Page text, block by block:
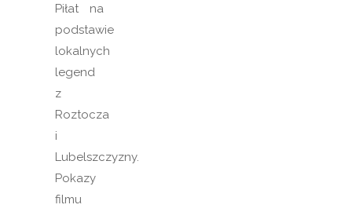
Piłat na
podstawie
lokalnych
legend
z
Roztocza
i
Lubelszczyzny.
Pokazy
filmu